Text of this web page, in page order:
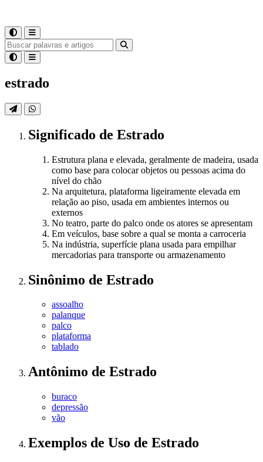
estrado
Significado de Estrado
Estrutura plana e elevada, geralmente de madeira, usada
como base para colocar objetos ou pessoas acima do
nível do chão
Na arquitetura, plataforma ligeiramente elevada em
relação ao piso, usada em ambientes internos ou
externos
No teatro, parte do palco onde os atores se apresentam
Em veículos, base sobre a qual se monta a carroceria
Na indústria, superfície plana usada para empilhar
mercadorias para transporte ou armazenamento
Sinônimo de Estrado
assoalho
palanque
palco
plataforma
tablado
Antônimo de Estrado
buraco
depressão
vão
Exemplos de Uso de Estrado